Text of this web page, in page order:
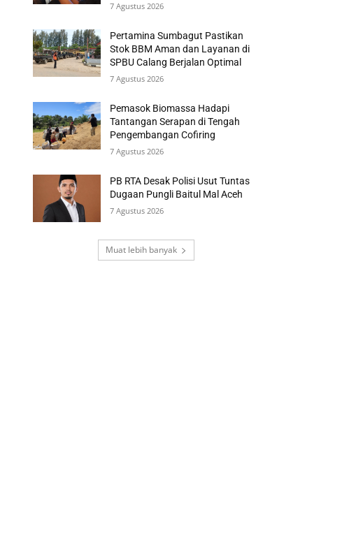
7 Agustus 2026
Pertamina Sumbagut Pastikan
Stok BBM Aman dan Layanan di
SPBU Calang Berjalan Optimal
7 Agustus 2026
Pemasok Biomassa Hadapi
Tantangan Serapan di Tengah
Pengembangan Cofiring
7 Agustus 2026
PB RTA Desak Polisi Usut Tuntas
Dugaan Pungli Baitul Mal Aceh
7 Agustus 2026
Muat lebih banyak